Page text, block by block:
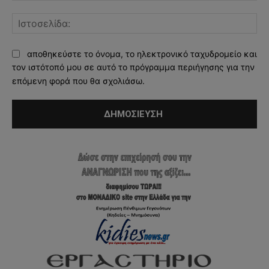
αποθηκεύστε το όνομα, το ηλεκτρονικό ταχυδρομείο και
τον ιστότοπό μου σε αυτό το πρόγραμμα περιήγησης για την
επόμενη φορά που θα σχολιάσω.